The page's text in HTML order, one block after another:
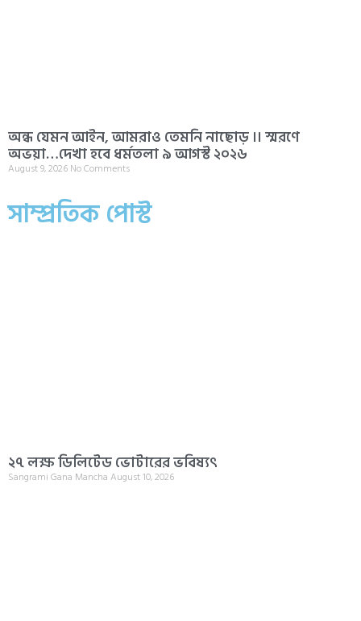
অন্ধ যেমন আইন, আমরাও তেমনি নাছোড় ।। স্মরণে
অভয়া…দেখা হবে ধর্মতলা ৯ আগস্ট ২০২৬
August 9, 2026 No Comments
সাম্প্রতিক পোস্ট
২৭ লক্ষ ডিলিটেড ভোটারের ভবিষ্যৎ
Sangrami Gana Mancha August 10, 2026